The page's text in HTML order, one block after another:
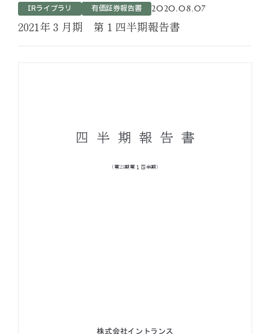
運営ホテル
IRライブラリ 有価証券報告書 2020.08.07
2021年３月期 第１四半期報告書